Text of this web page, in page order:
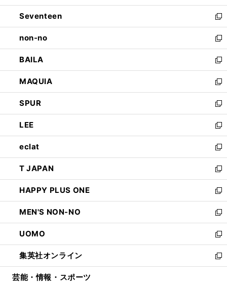
開
く
ウ
で
開
く
ン
ド
ウ
で
開
く
Seventeen
新
し
い
ウ
ィ
ン
ド
ウ
で
開
く
non-no
新
し
い
ウ
ィ
ン
ド
ウ
で
開
く
BAILA
新
し
い
ウ
ィ
ン
ド
ウ
で
開
く
MAQUIA
新
し
い
ウ
ィ
ン
ド
ウ
で
開
く
SPUR
新
し
い
ウ
ィ
ン
ド
ウ
で
開
く
LEE
新
し
い
ウ
ィ
ン
ド
ウ
で
開
く
eclat
新
し
い
ウ
ィ
ン
ド
ウ
で
開
く
T JAPAN
新
し
い
ウ
ィ
ン
ド
ウ
で
開
HAPPY PLUS ONE
新
し
い
ウ
ィ
ン
ド
ウ
MEN'S NON-NO
新
し
い
ウ
ィ
ン
UOMO
新
し
い
ウ
集英社オンライン
新
し
芸能・情報・スポーツ